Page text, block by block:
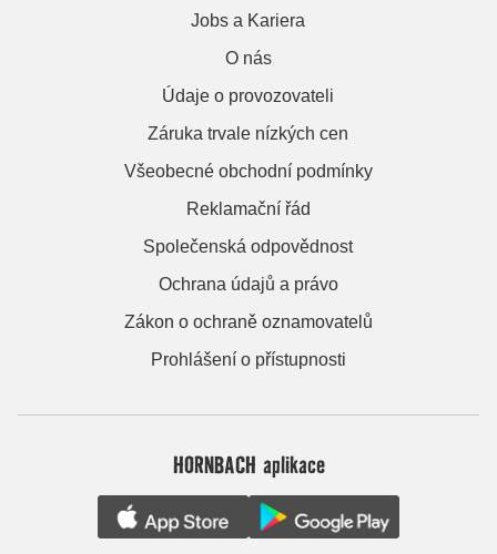
Jobs a Kariera
O nás
Údaje o provozovateli
Záruka trvale nízkých cen
Všeobecné obchodní podmínky
Reklamační řád
Společenská odpovědnost
Ochrana údajů a právo
Zákon o ochraně oznamovatelů
Prohlášení o přístupnosti
HORNBACH aplikace